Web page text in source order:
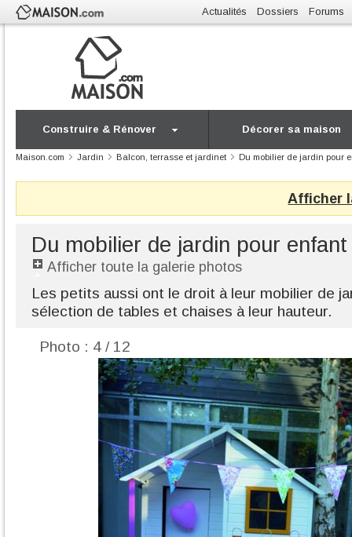
Actualités Dossiers Forums
Construire & Rénover Décorer sa maison
Maison.com Jardin Balcon, terrasse et jardinet Du mobilier de jardin pour
Afficher
Du mobilier de jardin pour enfant
Afficher toute la galerie photos
Les petits aussi ont le droit à leur mobilier de
sélection de tables et chaises à leur hauteur.
Photo : 4 / 12